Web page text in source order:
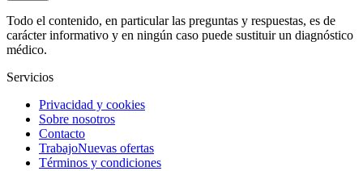
Todo el contenido, en particular las preguntas y respuestas, es de
carácter informativo y en ningún caso puede sustituir un diagnóstico
médico.
Servicios
Privacidad y cookies
Sobre nosotros
Contacto
TrabajoNuevas ofertas
Términos y condiciones